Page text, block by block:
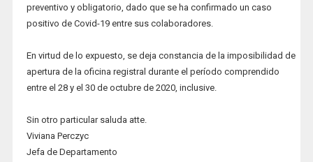
preventivo y obligatorio, dado que se ha confirmado un caso
positivo de Covid-19 entre sus colaboradores.
En virtud de lo expuesto, se deja constancia de la imposibilidad de
apertura de la oficina registral durante el período comprendido
entre el 28 y el 30 de octubre de 2020, inclusive.
Sin otro particular saluda atte.
Viviana Perczyc
Jefa de Departamento